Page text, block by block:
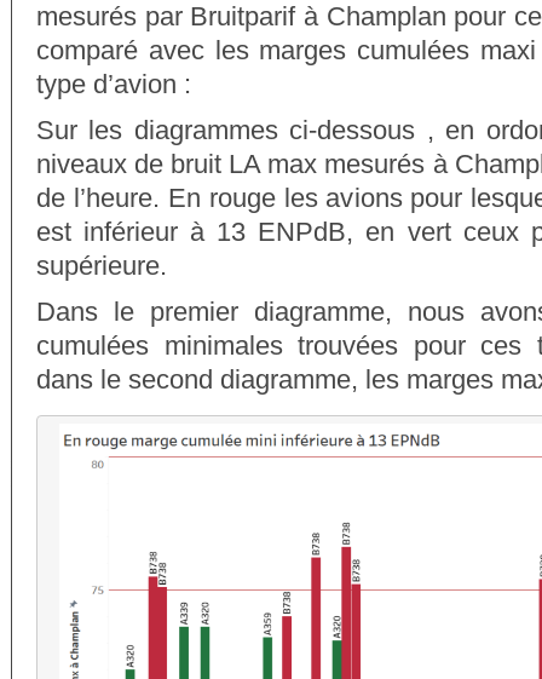
mesurés par Bruitparif à Champlan pour
comparé avec les marges cumulées
type d’avion :
Sur les diagrammes ci-dessous , en
niveaux de bruit LA max mesurés à
de l’heure. En rouge les avions pour
est inférieur à 13 ENPdB, en vert ceux
supérieure.
Dans le premier diagramme, nous
cumulées minimales trouvées pour ces
dans le second diagramme, les marges